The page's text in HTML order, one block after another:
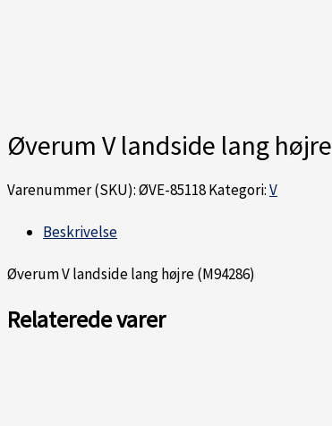
Øverum V landside lang højre
Varenummer (SKU):ØVE-85118Kategori:V
Beskrivelse
Øverum V landside lang højre (M94286)
Relaterede varer